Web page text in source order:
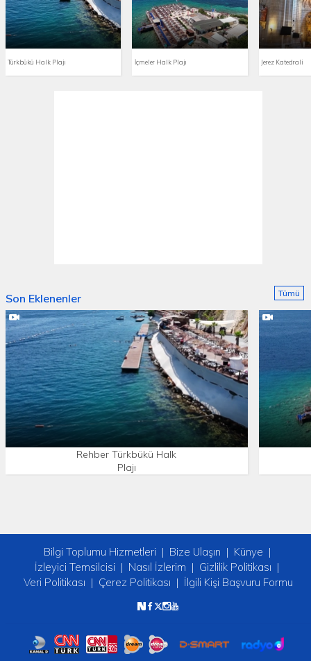
Türkbükü Halk Plajı İçmeler Halk Plajı Jerez Katedrali
Son Eklenenler
Rehber Türkbükü Halk
Plajı
Tümü
Bilgi Toplumu Hizmetleri Bize Ulaşın
Künye
İzleyici Temsilcisi
Nasıl İzlerim
Gizlilik Politikası
Veri Politikası
Çerez Politikası İlgili Kişi Başvuru Formu